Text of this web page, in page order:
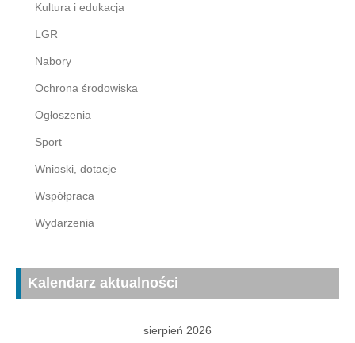
Kultura i edukacja
LGR
Nabory
Ochrona środowiska
Ogłoszenia
Sport
Wnioski, dotacje
Współpraca
Wydarzenia
Kalendarz aktualności
sierpień 2026